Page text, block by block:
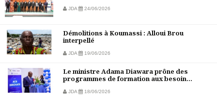
JDA 24/06/2026
Démolitions à Koumassi : Alloui Brou
interpellé
JDA 19/06/2026
Le ministre Adama Diawara prône des
programmes de formation aux besoin...
JDA 18/06/2026